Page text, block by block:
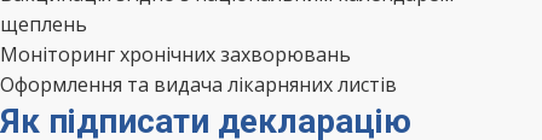
щеплень
Моніторинг хронічних захворювань
Оформлення та видача лікарняних листів
Як підписати декларацію